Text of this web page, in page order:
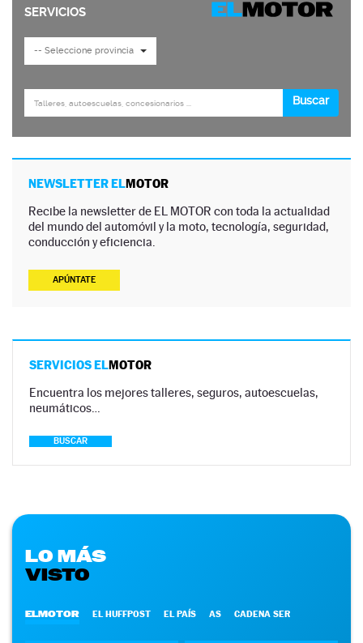
NEWSLETTER ELMOTOR
Recibe la newsletter de EL MOTOR con toda la actualidad
del mundo del automóvil y la moto, tecnología, seguridad,
conducción y eficiencia.
APÚNTATE
SERVICIOS ELMOTOR
Encuentra los mejores talleres, seguros, autoescuelas,
neumáticos…
BUSCAR
LO MÁS
VISTO
ELMOTOR EL HUFFPOST EL PAÍS AS CADENA SER